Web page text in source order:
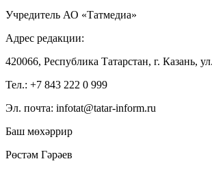
Учредитель АО «Татмедиа»
Адрес редакции:
420066, Республика Татарстан, г. Казань,
Тел.: +7 843 222 0 999
Эл. почта: infotat@tatar-inform.ru
Баш мөхәррир
Рөстәм Гәрәев